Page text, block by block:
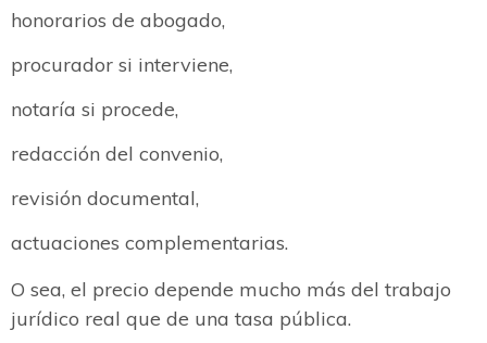
honorarios de abogado,
procurador si interviene,
notaría si procede,
redacción del convenio,
revisión documental,
actuaciones complementarias.
O sea, el precio depende mucho más del trabajo
jurídico real que de una tasa pública.